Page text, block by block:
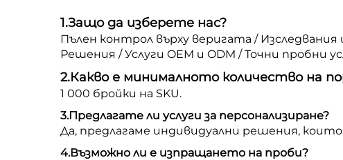
1.Защо да изберете нас?
Пълен контрол върху веригата /
Решения / Услуги OEM и ODM / Точни пробни
2.Какво е минималното количество на
1 000 бройки на SKU.
3.Предлагате ли услуги за персонализиране?
Да, предлагаме индивидуални решения,
4.Възможно ли е изпращането на проби?